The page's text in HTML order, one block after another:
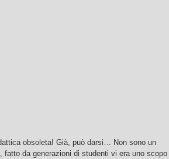
obsoleta! Già, può darsi… Non sono un
fatto da generazioni di studenti vi era uno scopo